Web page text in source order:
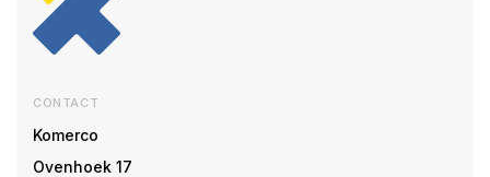
CONTACT
Komerco
Ovenhoek 17